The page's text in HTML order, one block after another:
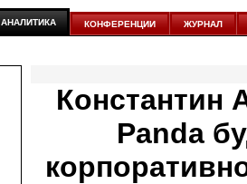
АНАЛИТИКА КОНФЕРЕНЦИИ ЖУРНАЛ
Константин
Panda